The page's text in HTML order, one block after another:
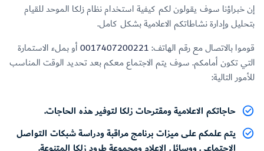
إن خبراؤنا سوف يقولون لكم كيفية استخدام نظام زلكا الموحد للقيام
بتحليل وإدارة نشاطاتكم الاعلامية بشكل كامل.
قوموا بالاتصال مع رقم الهاتف:0017407200221أو بملء الاستمارة
التي تكون أمامكم. سوف يتم الاجتماع معكم بعد تحديد الوقت المناسب
للأمور التالية:
حاجاتكم الاعلامية ومقترحات زلكا لتوفير هذه الحاجات.
يتم علمكم على ميزات برنامج مراقبة ودراسة شبكات التواصل